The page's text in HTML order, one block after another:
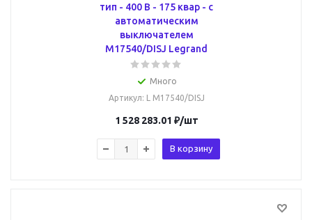
тип - 400 В - 175 квар - c
автоматическим
выключателем
M17540/DISJ Legrand
Много
Артикул: L M17540/DISJ
1 528 283.01 ₽/шт
В корзину